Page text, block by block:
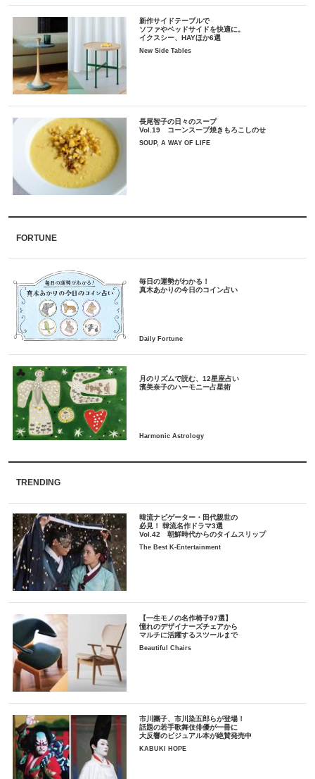
新作サイドテーブルで
ソファやベッドサイドを快適に。
イクスシー、HAYほか6選
New Side Tables
長尾智子の日々のスープ
Vol.19 コーンスープ焼きもろこしのせ
SOUP, A WAY OF LIFE
FORTUNE
毎日の運勢がわかる！
月のリズムで読む、12星座占い
TRENDING
韓流ナビゲーター・田代親世の
必見！ 韓流名作ドラマ3選
Vol.42 朝鮮時代からのタイムスリップ
The Best K-Entertainment
【一生モノの名作椅子97選】
憧れのデザイナーズチェアから
マルチに活躍するスツールまで
Beautiful Chairs
市川團子、市川染五郎らが登場！
話題の若手歌舞伎俳優が一冊に
大反響のビジュアル本が絶賛発売中
KABUKI HOPE